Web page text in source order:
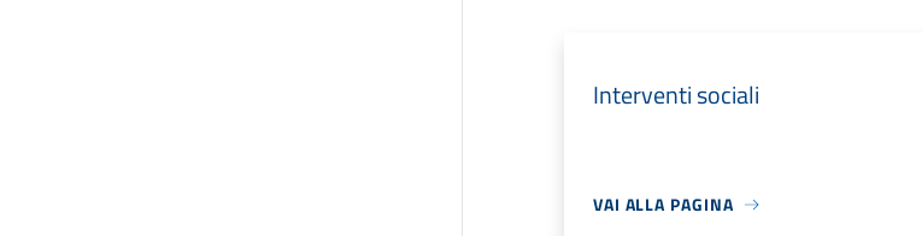
Interventi sociali
VAI ALLA PAGINA